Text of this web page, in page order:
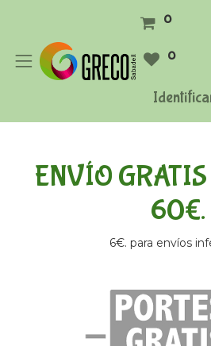
0
0
ENVÍO
60€.
6€. para envíos